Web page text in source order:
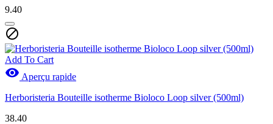
9.40

Add To Cart
 Aperçu rapide
Herboristeria Bouteille isotherme Bioloco Loop silver (500ml)
38.40